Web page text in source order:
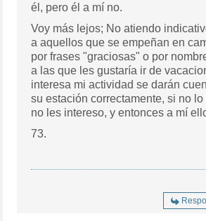
él, pero él a mí no.
Voy más lejos; No atiendo
a aquellos que se empeñan en
por frases "graciosas" o por
a las que les gustaría ir de
interesa mi actividad se darán
su estación correctamente, si no
no les intereso, y entonces a mí
73.